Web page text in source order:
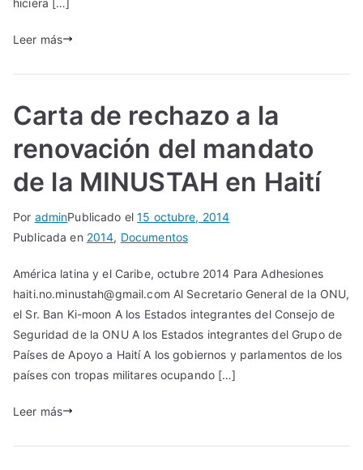
Leer más
Carta de rechazo a la
renovación del mandato
de la MINUSTAH en Haití
Por adminPublicado el15 octubre, 2014
Publicada en 2014, Documentos
América latina y el Caribe, octubre 2014 Para Adhesiones
haiti.no.minustah@gmail.com Al Secretario General de la ONU,
el Sr. Ban Ki-moon A los Estados integrantes del Consejo de
Seguridad de la ONU A los Estados integrantes del Grupo de
Países de Apoyo a Haití A los gobiernos y parlamentos de los
países con tropas militares ocupando […]
Leer más